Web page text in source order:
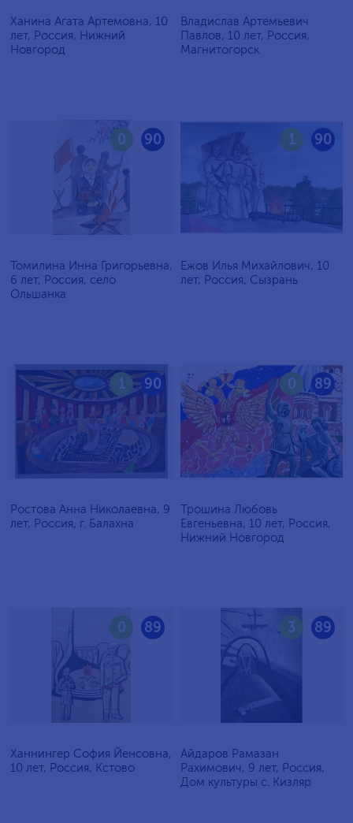
Ханина Агата Артемовна, 10
лет, Россия, Нижний
Новгород
Владислав Артемьевич
Павлов, 10 лет, Россия,
Магнитогорск
90
0
Томилина Инна Григорьевна,
6 лет, Россия, село
Ольшанка
90
1
Ежов Илья Михайлович, 10
лет, Россия, Сызрань
90
1
Ростова Анна Николаевна, 9
лет, Россия, г. Балахна
89
0
Трошина Любовь
Евгеньевна, 10 лет, Россия,
Нижний Новгород
89
0
Ханнингер София Йенсовна,
10 лет, Россия, Кстово
89
3
Айдаров Рамазан
Рахимович, 9 лет, Россия,
Дом культуры с. Кизляр